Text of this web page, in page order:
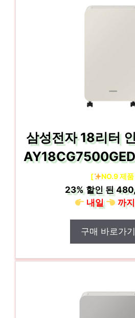
삼성전자 18리터
[ NO.9 제
23%할인 된
내일
까지
구매 바로가기